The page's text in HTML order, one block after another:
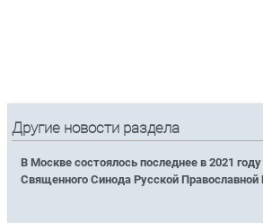
Другие новости раздела
В Москве состоялось последнее в 2021
Священного Синода Русской Православной